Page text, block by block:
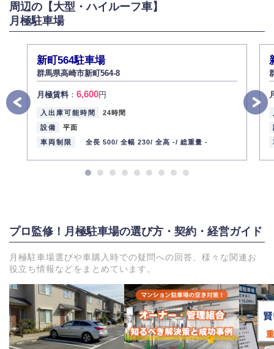
6.個人情報管理の社内教育
弊社社員全員が、個人情報の取り扱いについての重要性を理解し、より適
切に管理するよう社内教育を実施してまいります。
代表取締役社長 野口 幸男
周辺の【大型・ハイルーフ車】
月極駐車場
新町564駐車場
群馬県高崎市新町564-8
月極賃料： 6,600円
入出庫可能時間
24時間
設備
平面
車両制限
全長 500/ 全幅 230/ 全高 -/ 総重量 -
プロ監修！月極駐車場の選び方・契約・経営ガイド
月極駐車場選びや車購入時での疑問への回答、様々な関連お
役立ち情報などをまとめています。